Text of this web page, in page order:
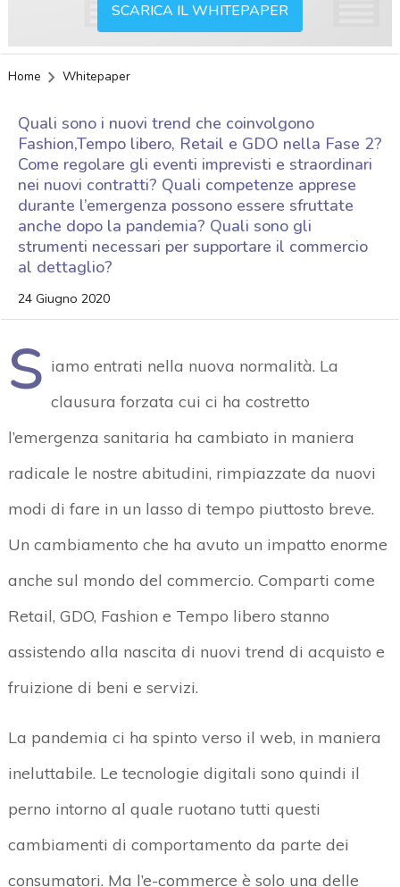
SCARICA IL WHITEPAPER
Home Whitepaper
Quali sono i nuovi trend che coinvolgono
Fashion,Tempo libero, Retail e GDO nella Fase 2?
Come regolare gli eventi imprevisti e straordinari
nei nuovi contratti? Quali competenze apprese
durante l’emergenza possono essere sfruttate
anche dopo la pandemia? Quali sono gli
strumenti necessari per supportare il commercio
al dettaglio?
24 Giugno 2020
S iamo entrati nella nuova normalità. La
clausura forzata cui ci ha costretto
l’emergenza sanitaria ha cambiato in maniera
radicale le nostre abitudini, rimpiazzate da nuovi
modi di fare in un lasso di tempo piuttosto breve.
Un cambiamento che ha avuto un impatto enorme
anche sul mondo del commercio. Comparti come
Retail, GDO, Fashion e Tempo libero stanno
assistendo alla nascita di nuovi trend di acquisto e
fruizione di beni e servizi.
La pandemia ci ha spinto verso il web, in maniera
ineluttabile. Le tecnologie digitali sono quindi il
perno intorno al quale ruotano tutti questi
cambiamenti di comportamento da parte dei
consumatori. Ma l’e-commerce è solo una delle